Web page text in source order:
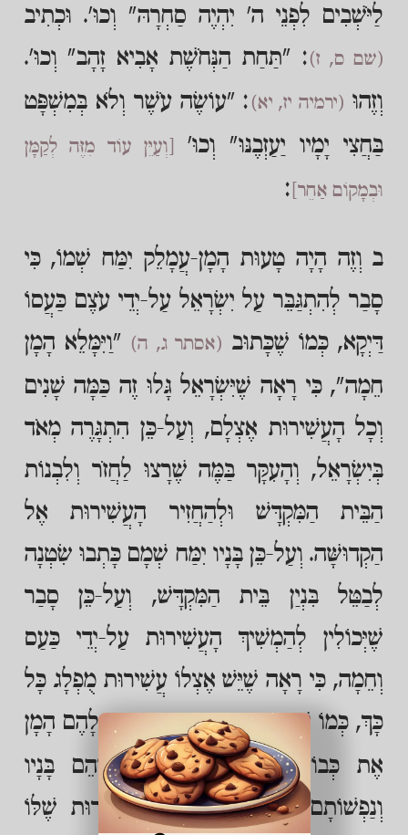
לַיֹּשְׁבִים לִפְנֵי ה' יִהְיֶה סַחְרָהּ" וְכוּ'. וּכְתִיב
(שם ס, ז): "תַּחַת הַנְּחֹשֶׁת אָבִיא זָהָב" וְכוּ'.
וְזֶהוּ (ירמיה יז, יא): "עוֹשֶׂה עֹשֶׁר וְלֹא בְּמִשְׁפָּט
בַּחֲצִי יָמָיו יַעַזְבֶנּוּ" וְכוּ'
[וְעַיֵּן עוֹד מִזֶּה לְקַמָּן
וּבְמָקוֹם אַחֵר] :
ב וְזֶה הָיָה טָעוּת הָמָן-עֲמָלֵק יִמַּח שְׁמוֹ, כִּי
סָבַר לְהִתְגַּבֵּר עַל יִשְׂרָאֵל עַל-יְדֵי עֹצֶם כַּעֲסוֹ
דַּיְקָא, כְּמוֹ שֶׁכָּתוּב (אסתר ג, ה) "וַיִּמָּלֵא הָמָן
חֵמָה", כִּי רָאָה שֶׁיִּשְׂרָאֵל גָּלוּ זֶה כַּמָּה שָׁנִים
וְכָל הָעֲשִׁירוּת אֶצְלָם, וְעַל-כֵּן הִתְגָּרֶה מְאֹד
בְּיִשְׂרָאֵל, וְהָעִקָּר בַּמֶּה שֶׁרָצוּ לַחֲזֹר וְלִבְנוֹת
הַבֵּית הַמִּקְדָּשׁ וּלְהַחֲזִיר הָעֲשִׁירוּת אֶל
הַקְדוּשָּׁה. וְעַל-כֵּן בָּנָיו יִמַּח שְׁמָם כָּתְבוּ שִׂטְנָה
לְבַטֵּל בִּנְיַן בֵּית הַמִּקְדָּשׁ, וְעַל-כֵּן סָבַר
שֶׁיְּכוֹלִין לְהַמְשִׁיךְ הָעֲשִׁירוּת עַל-יְדֵי כַּעַס
וְחֵמָה, כִּי רָאָה שֶׁיֵּשׁ אֶצְלוֹ עֲשִׁירוּת מֻפְלָג כָּל
כָּךְ, כְּמוֹ שֶׁכָּתוּב(שם ה, יא) "וַיְסַפֵּר לָהֶם הָמָן
אֶת כְּבוֹד עָשְׁרוֹ וְרֹב בָּנָיו", שֶׁהֵם בָּנָיו
וְנַפְשׁוֹתָם הָרָעוֹת הַתְּלוּיִים בַּעֲשִׁירוּת שֶׁלּוֹ